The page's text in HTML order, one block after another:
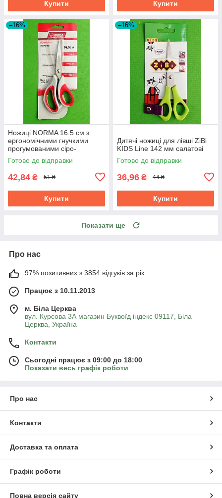
Купити Купити
–16%
Ножиці NORMA 16.5 см з
ергономічними гнучкими
прогумованими сіро-
червоними ручками 1.8 мм
Готово до відправки
42,84 ₴ 51 ₴
Купити
–16%
Дитячі ножиці для лівші ZiBi
KIDS Line 142 мм салатові
Готово до відправки
36,96 ₴ 44 ₴
Купити
Показати ще
Про нас
97% позитивних з 3854 відгуків за рік
Працює з 10.11.2013
м. Біла Церква
вул. Курсова 3А магазин Буквоїд індекс 09117, Біла
Церква, Україна
Контакти
Сьогодні працює з 09:00 до 18:00
Показати весь графік роботи
Про нас
Контакти
Доставка та оплата
Графік роботи
Повна версія сайту